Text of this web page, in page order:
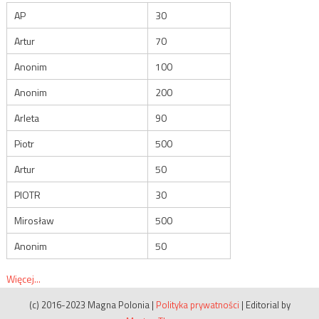
AP
30
Artur
70
Anonim
100
Anonim
200
Arleta
90
Piotr
500
Artur
50
PIOTR
30
Mirosław
500
Anonim
50
Więcej...
(c) 2016-2023 Magna Polonia | Polityka prywatności | Editorial by